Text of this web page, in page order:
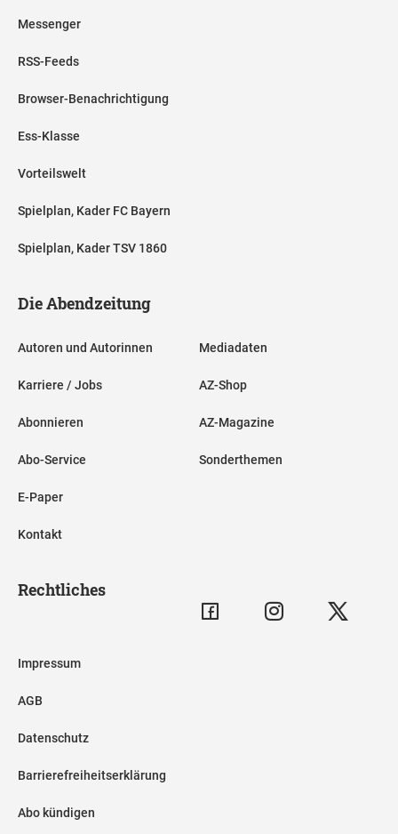
Messenger
RSS-Feeds
Browser-Benachrichtigung
Ess-Klasse
Vorteilswelt
Spielplan, Kader FC Bayern
Spielplan, Kader TSV 1860
Die Abendzeitung
Autoren und Autorinnen
Karriere / Jobs
Abonnieren
Abo-Service
E-Paper
Kontakt
Mediadaten
AZ-Shop
AZ-Magazine
Sonderthemen
Rechtliches
Impressum
AGB
Datenschutz
Barrierefreiheitserklärung
Abo kündigen